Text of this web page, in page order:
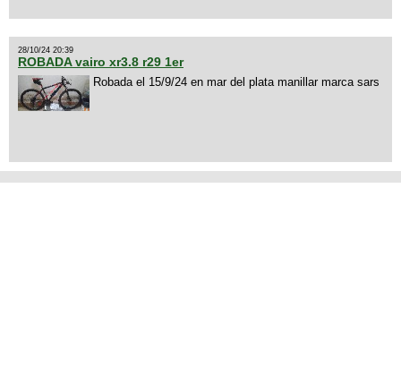
28/10/24 20:39
ROBADA vairo xr3.8 r29 1er
Robada el 15/9/24 en mar del plata manillar marca sars